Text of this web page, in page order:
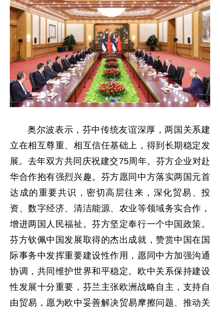
奥尔波表示，芬中传统友谊深厚，两国关系建
立在相互尊重、相互信任基础上，得到长期稳定发
展。去年双方共同庆祝建交75周年。芬方企业对赴
华合作抱有强烈兴趣。芬方愿同中方落实两国元首
达成的重要共识，密切高层往来，深化贸易、投
资、数字经济、清洁能源、农业等领域务实合作，
增进两国人民福祉。芬方坚定奉行一个中国政策。
芬方钦佩中国发展取得的杰出成就，赞赏中国在国
际事务中发挥重要建设性作用，愿同中方加强沟通
协调，共同维护世界和平稳定。欧中关系保持建设
性发展十分重要，芬兰主张欧洲战略自主，支持自
由贸易，愿为欧中妥善解决贸易摩擦问题、推动关